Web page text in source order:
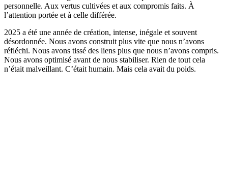
personnelle. Aux vertus cultivées et aux compromis faits. À
l’attention portée et à celle différée.
2025 a été une année de création, intense, inégale et souvent
désordonnée. Nous avons construit plus vite que nous n’avons
réfléchi. Nous avons tissé des liens plus que nous n’avons compris.
Nous avons optimisé avant de nous stabiliser. Rien de tout cela
n’était malveillant. C’était humain. Mais cela avait du poids.